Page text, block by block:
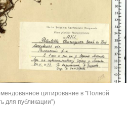
цитирование в "Полной
для публикации")